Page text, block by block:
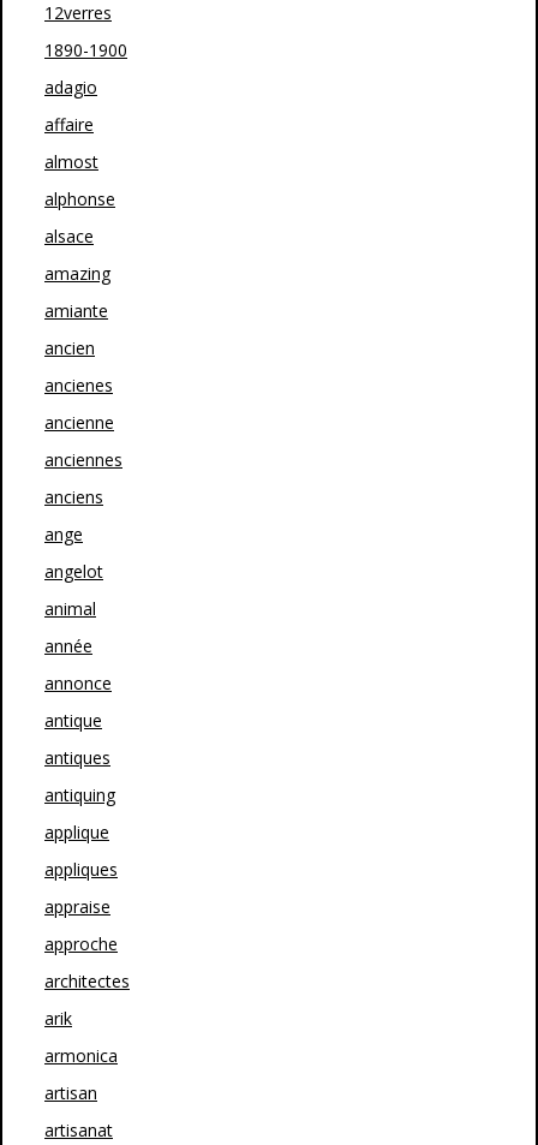
12verres
1890-1900
adagio
affaire
almost
alphonse
alsace
amazing
amiante
ancien
ancienes
ancienne
anciennes
anciens
ange
angelot
animal
année
annonce
antique
antiques
antiquing
applique
appliques
appraise
approche
architectes
arik
armonica
artisan
artisanat